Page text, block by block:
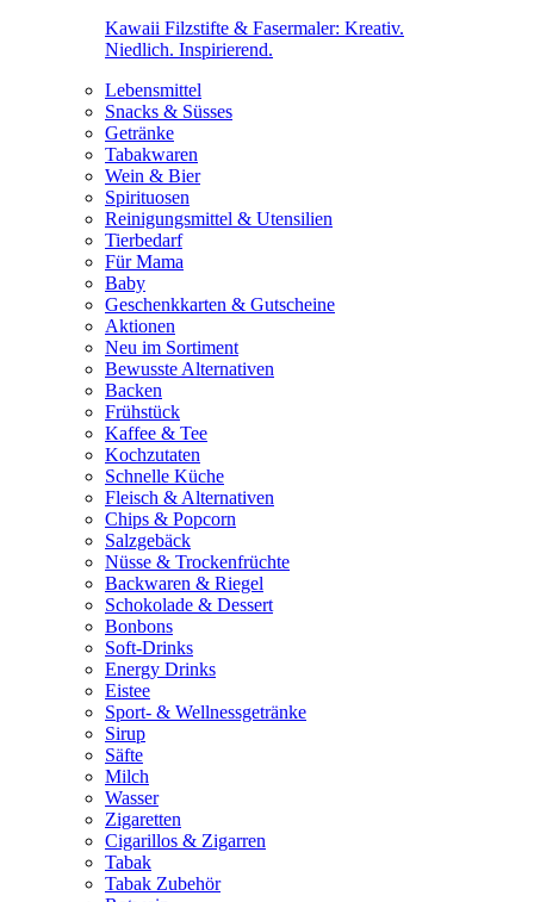
Kawaii Filzstifte & Fasermaler: Kreativ.
Niedlich. Inspirierend.
Lebensmittel
Snacks & Süsses
Getränke
Tabakwaren
Wein & Bier
Spirituosen
Reinigungsmittel & Utensilien
Tierbedarf
Für Mama
Baby
Geschenkkarten & Gutscheine
Aktionen
Neu im Sortiment
Bewusste Alternativen
Backen
Frühstück
Kaffee & Tee
Kochzutaten
Schnelle Küche
Fleisch & Alternativen
Chips & Popcorn
Salzgebäck
Nüsse & Trockenfrüchte
Backwaren & Riegel
Schokolade & Dessert
Bonbons
Soft-Drinks
Energy Drinks
Eistee
Sport- & Wellnessgetränke
Sirup
Säfte
Milch
Wasser
Zigaretten
Cigarillos & Zigarren
Tabak
Tabak Zubehör